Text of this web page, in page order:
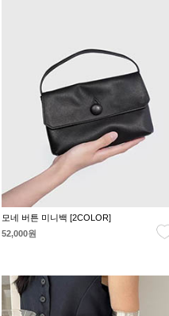
모네 버튼 미니백 [2COLOR]
52,000원